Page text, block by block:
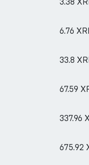
6.76
33.8
67.59
337.96
675.92